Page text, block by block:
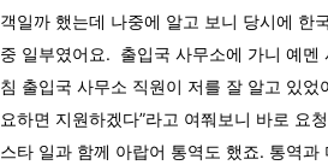
객일까 했는데 나중에 알고 보니 당시에 한
중 일부였어요. 출입국 사무소에 가니 예
침 출입국 사무소 직원이 저를 잘 알고 있었
요하면 지원하겠다”라고 여쭤보니 바로 요
스타 일과 함께 아랍어 통역도 했죠. 통역과